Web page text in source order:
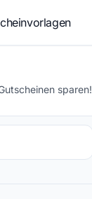
sparen!